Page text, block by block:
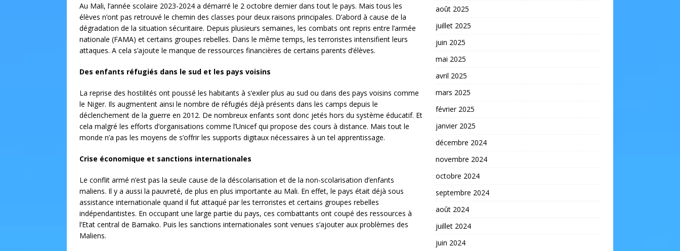
Au Mali, l’année scolaire 2023-2024 a démarré le 2 octobre dernier dans tout le pays. Mais tous les
élèves n’ont pas retrouvé le chemin des classes pour deux raisons principales. D’abord à cause de la
dégradation de la situation sécuritaire. Depuis plusieurs semaines, les combats ont repris entre l’armée
nationale (FAMA) et certains groupes rebelles. Dans le même temps, les terroristes intensifient leurs
attaques. A cela s’ajoute le manque de ressources financières de certains parents d’élèves.
Des enfants réfugiés dans le sud et les pays voisins
La reprise des hostilités ont poussé les habitants à s’exiler plus au sud ou dans des pays voisins comme
le Niger. Ils augmentent ainsi le nombre de réfugiés déjà présents dans les camps depuis le
déclenchement de la guerre en 2012. De nombreux enfants sont donc jetés hors du système éducatif. Et
cela malgré les efforts d’organisations comme l’Unicef qui propose des cours à distance. Mais tout le
monde n’a pas les moyens de s’offrir les supports digitaux nécessaires à un tel apprentissage.
Crise économique et sanctions internationales
Le conflit armé n’est pas la seule cause de la déscolarisation et de la non-scolarisation d’enfants
maliens. Il y a aussi la pauvreté, de plus en plus importante au Mali. En effet, le pays était déjà sous
assistance internationale quand il fut attaqué par les terroristes et certains groupes rebelles
indépendantistes. En occupant une large partie du pays, ces combattants ont coupé des ressources à
l’Etat central de Bamako. Puis les sanctions internationales sont venues s’ajouter aux problèmes des
Maliens.
août 2025
juillet 2025
juin 2025
mai 2025
avril 2025
mars 2025
février 2025
janvier 2025
décembre 2024
novembre 2024
octobre 2024
septembre 2024
août 2024
juillet 2024
juin 2024